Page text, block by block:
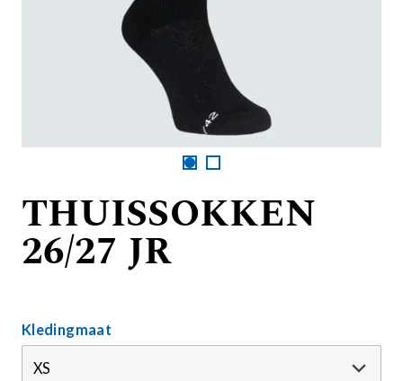
THUISSOKKEN
26/27 JR
Kledingmaat